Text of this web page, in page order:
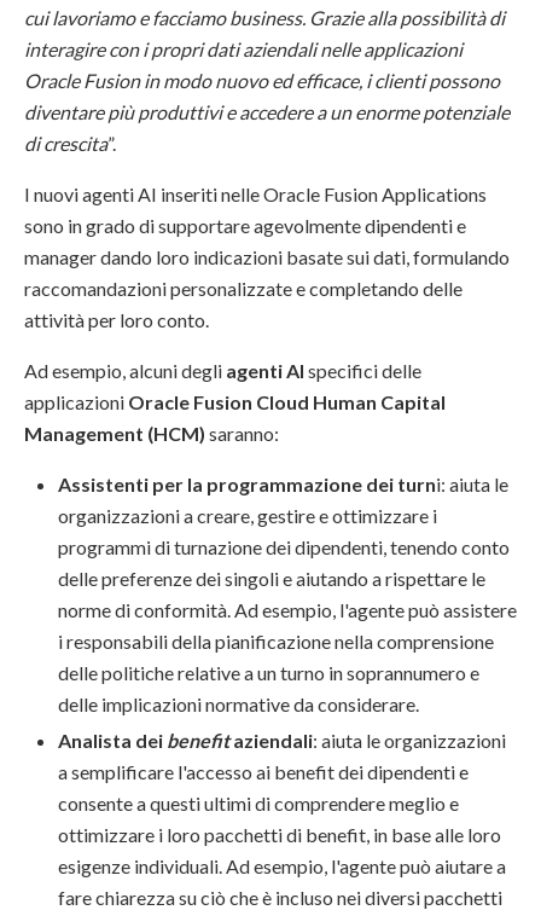
cui lavoriamo e facciamo business. Grazie alla possibilità di
interagire con i propri dati aziendali nelle applicazioni
Oracle Fusion in modo nuovo ed efficace, i clienti possono
diventare più produttivi e accedere a un enorme potenziale
di crescita”.
I nuovi agenti AI inseriti nelle Oracle Fusion Applications
sono in grado di supportare agevolmente dipendenti e
manager dando loro indicazioni basate sui dati, formulando
raccomandazioni personalizzate e completando delle
attività per loro conto.
Ad esempio, alcuni degli agenti AI specifici delle
applicazioni Oracle Fusion Cloud Human Capital
Management (HCM) saranno:
Assistenti per la programmazione dei turni: aiuta le
organizzazioni a creare, gestire e ottimizzare i
programmi di turnazione dei dipendenti, tenendo conto
delle preferenze dei singoli e aiutando a rispettare le
norme di conformità. Ad esempio, l'agente può assistere
i responsabili della pianificazione nella comprensione
delle politiche relative a un turno in soprannumero e
delle implicazioni normative da considerare.
Analista dei benefitaziendali: aiuta le organizzazioni
a semplificare l'accesso ai benefit dei dipendenti e
consente a questi ultimi di comprendere meglio e
ottimizzare i loro pacchetti di benefit, in base alle loro
esigenze individuali. Ad esempio, l'agente può aiutare a
fare chiarezza su ciò che è incluso nei diversi pacchetti